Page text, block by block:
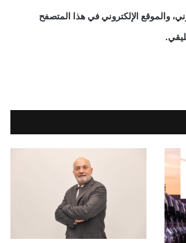
والموقع الإلكتروني في هذا المتصفح